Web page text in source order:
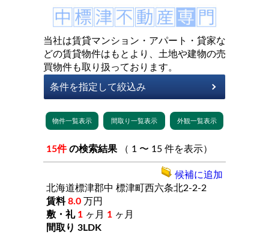
当社は賃貸マンション・アパート・貸家な
どの賃貸物件はもとより、土地や建物の売
買物件も取り扱っております。
15件 の検索結果 （ 1 〜 15 件を表示）
北海道標津郡中 標津町西六条北2-2-2
8.0 万円
1 ヶ月 1 ヶ月
3LDK
候補に追加